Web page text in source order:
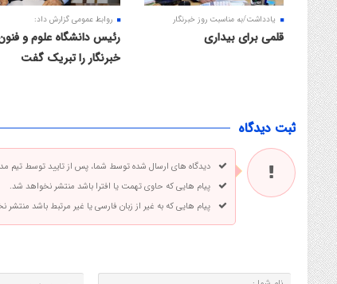
یادداشت/به مناسبت روز خبرنگار
قلمی برای بیداری
روابط عمومی گزارش داد:
رئیس دانشگاه علوم و
خبرنگار را تبریک گفت
ثبت دیدگاه
دیدگاه های ارسال شده توسط شما، پس از تایید توسط تیم
پیام هایی که حاوی تهمت یا افترا باشد منتشر نخواهد شد.
پیام هایی که به غیر از زبان فارسی یا غیر مرتبط باشد منتشر